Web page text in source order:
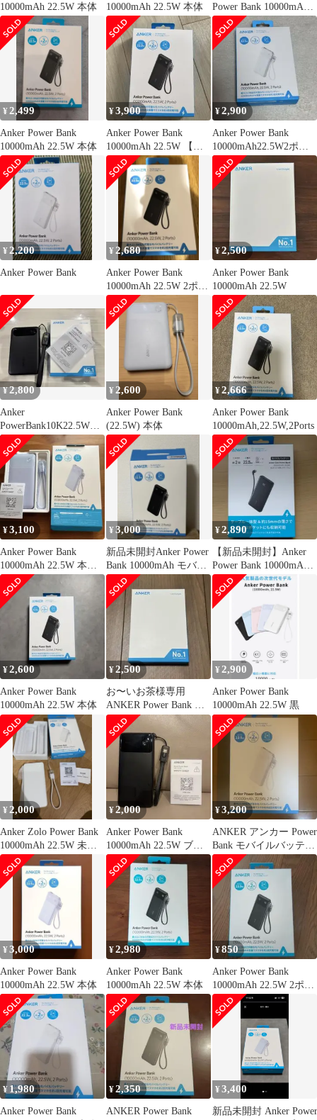
10000mAh 22.5W 本体
10000mAh 22.5W 本体
Power Bank 10000mAh
22.5W
¥ 2,499
Anker Power Bank
10000mAh 22.5W 本体
¥3,900
Anker Power Bank
10000mAh 22.5W 【未
開封品】
¥2,900
Anker Power Bank
10000mAh22.5W2ポー
ト
¥ 2,200
Anker Power Bank
¥ 2,680
Anker Power Bank
10000mAh 22.5W 2ポー
ト
¥2,500
Anker Power Bank
10000mAh 22.5W
¥2,800
Anker
PowerBank10K22.5Wモ
バイルバッテリー新品
未使用
¥ 2,600
Anker Power Bank
(22.5W) 本体
¥2,666
Anker Power Bank
10000mAh,22.5W,2Ports
¥3,100
Anker Power Bank
10000mAh 22.5W 本
体 パープル
¥3,000
新品未開封Anker Power
Bank 10000mAh モバイ
ルバッテリー
¥2,890
【新品未開封】Anker
Power Bank 10000mAh
22.5W
¥2,600
Anker Power Bank
10000mAh 22.5W 本体
¥2,500
お〜いお茶様専用
ANKER Power Bank モ
バイルバッテリー
¥2,900
Anker Power Bank
10000mAh 22.5W 黒
¥ 2,000
Anker Zolo Power Bank
10000mAh 22.5W 未使
用
¥2,000
Anker Power Bank
10000mAh 22.5W ブラ
ック
¥3,200
ANKER アンカー Power
Bank モバイルバッテリ
ー ホワイト A1…
¥3,000
Anker Power Bank
10000mAh 22.5W 本体
¥2,980
Anker Power Bank
10000mAh 22.5W 本体
¥850
Anker Power Bank
10000mAh 22.5W 2ポー
ト
¥ 1,980
Anker Power Bank
¥2,350
ANKER Power Bank
¥3,400
新品未開封 Anker Power